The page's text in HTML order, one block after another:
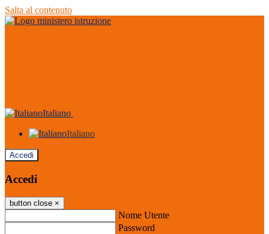
Salta al contenuto
Italiano
Italiano
Accedi
Accedi
button close ×
Nome Utente
Password